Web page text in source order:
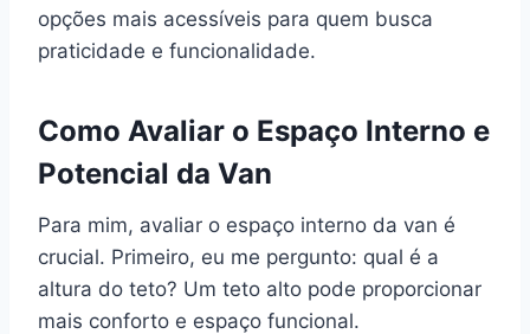
opções mais acessíveis para quem busca
praticidade e funcionalidade.
Como Avaliar o Espaço Interno e
Potencial da Van
Para mim, avaliar o espaço interno da van é
crucial. Primeiro, eu me pergunto: qual é a
altura do teto? Um teto alto pode proporcionar
mais conforto e espaço funcional.